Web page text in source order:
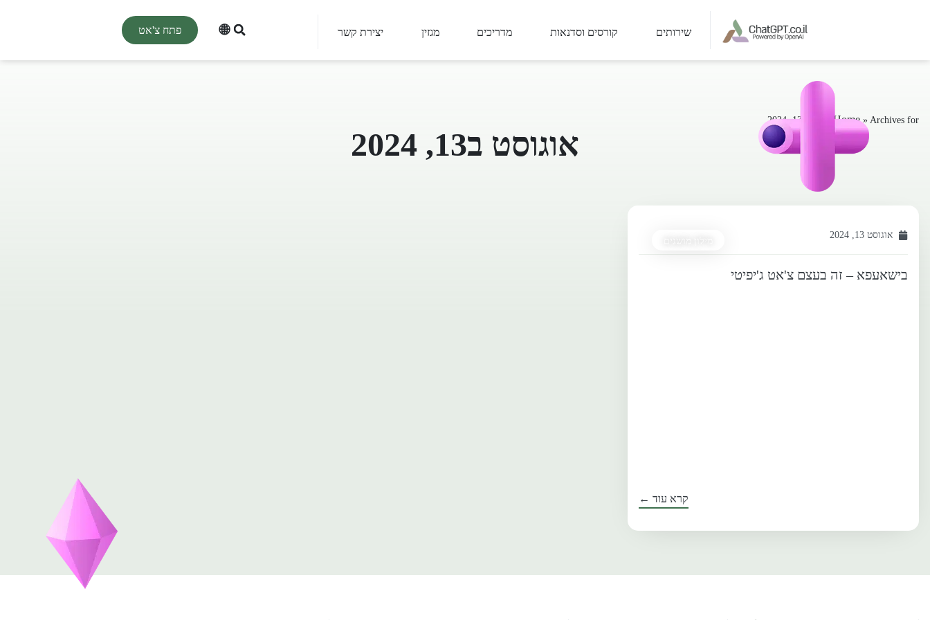
שירותים קורסים וסדנאות מדריכים מגזין יצירת קשר 🌐 פתח צ'אט
Home» Archives for אוגוסט 13, 2024
אוגוסט ב13, 2024
אוגוסט 13, 2024
בישאעפא – זה בעצם צ'אט ג'יפיטי
קרא עוד ←